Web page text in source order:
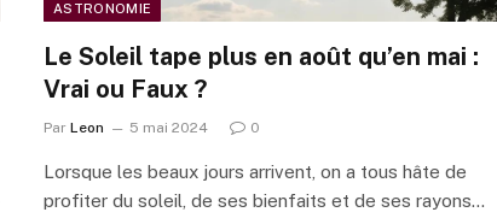
ASTRONOMIE
Le Soleil tape plus en août qu’en mai :
Vrai ou Faux ?
Par Leon 5 mai 2024 0
Lorsque les beaux jours arrivent, on a tous hâte de
profiter du soleil, de ses bienfaits et de ses rayons…